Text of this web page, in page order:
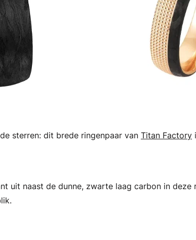
sterren: dit brede ringenpaar van Titan Factory
uit naast de dunne, zwarte laag carbon in deze